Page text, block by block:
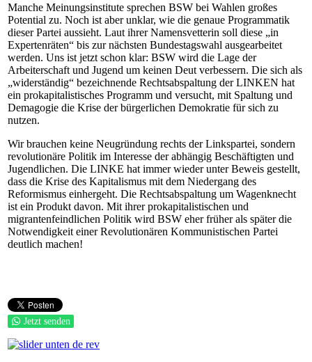
Manche Meinungsinstitute sprechen BSW bei Wahlen großes
Potential zu. Noch ist aber unklar, wie die genaue Programmatik
dieser Partei aussieht. Laut ihrer Namensvetterin soll diese „in
Expertenräten“ bis zur nächsten Bundestagswahl ausgearbeitet
werden. Uns ist jetzt schon klar: BSW wird die Lage der
Arbeiterschaft und Jugend um keinen Deut verbessern. Die sich als
„widerständig“ bezeichnende Rechtsabspaltung der LINKEN hat
ein prokapitalistisches Programm und versucht, mit Spaltung und
Demagogie die Krise der bürgerlichen Demokratie für sich zu
nutzen.
Wir brauchen keine Neugründung rechts der Linkspartei, sondern
revolutionäre Politik im Interesse der abhängig Beschäftigten und
Jugendlichen. Die LINKE hat immer wieder unter Beweis gestellt,
dass die Krise des Kapitalismus mit dem Niedergang des
Reformismus einhergeht. Die Rechtsabspaltung um Wagenknecht
ist ein Produkt davon. Mit ihrer prokapitalistischen und
migrantenfeindlichen Politik wird BSW eher früher als später die
Notwendigkeit einer Revolutionären Kommunistischen Partei
deutlich machen!
Jetzt senden